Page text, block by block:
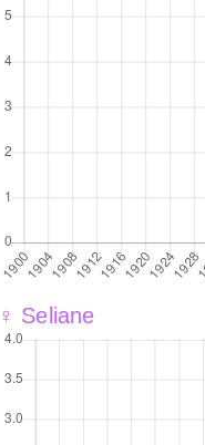
♀ Seliane